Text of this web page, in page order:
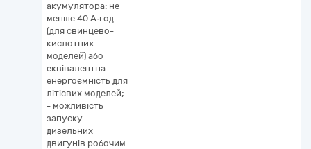
акумулятора: не
менше 40 А·год
(для свинцево-
кислотних
моделей) або
еквівалентна
енергоємність для
літієвих моделей;
- можливість
запуску
дизельних
двигунів робочим